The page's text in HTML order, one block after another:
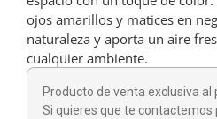
Dedales
Figuras
ojos amarillos y matices en
naturaleza y aporta un aire
cualquier ambiente.
Producto de venta exclusiva
Si quieres que te contactemos